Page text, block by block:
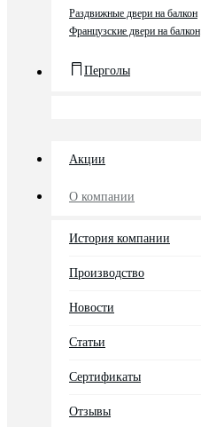
Раздвижные двери на балкон
Французские двери на балкон
Перголы
Акции
О компании
История компании
Производство
Новости
Статьи
Сертификаты
Отзывы